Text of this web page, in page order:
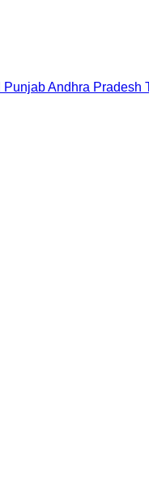
PunjabAndhra Pradesh